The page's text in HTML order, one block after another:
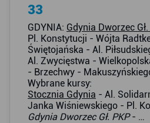
33
GDYNIA: Gdynia Dworzec
Pl. Konstytucji - Wójta
Świętojańska - Al.
Al. Zwycięstwa -
- Brzechwy -
Wybrane kursy:
Stocznia Gdynia - Al.
Janka Wiśniewskiego - Pl.
Gdynia Dworzec Gł. PKP- …